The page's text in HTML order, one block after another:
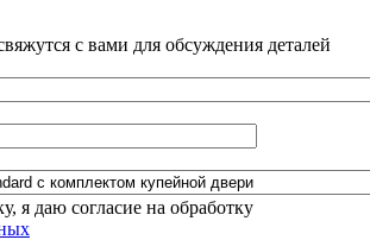
с вами для обсуждения деталей
я даю согласие на обработку